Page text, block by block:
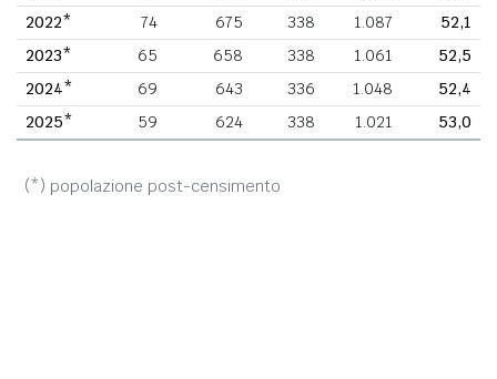
2022*
74 675 338 1.087
52,1
2023*
65 658 338 1.061
52,5
2024*
69 643 336 1.048
52,4
2025*
59 624 338 1.021 53,0
(*) popolazione post-censimento